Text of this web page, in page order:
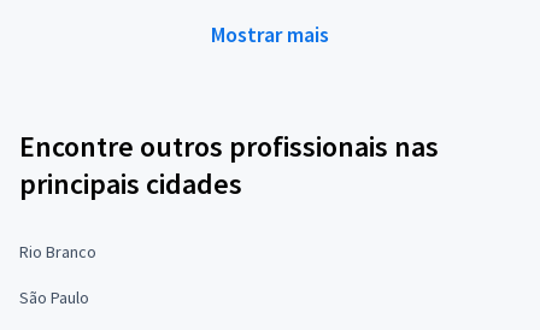
Mostrar mais
Encontre outros profissionais nas
principais cidades
Rio Branco
São Paulo